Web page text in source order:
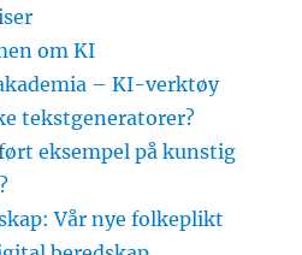
om KI
– KI-verktøy
tekstgeneratorer?
eksempel på kunstig
Vår nye folkeplikt